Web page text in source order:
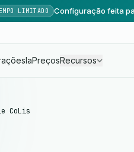
LIMITADO Configuração feita
IaPreçosRecursos
CoLis